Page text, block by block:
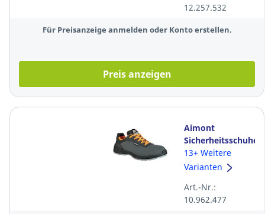
12.257.532
Für Preisanzeige anmelden oder Konto erstellen.
Preis anzeigen
Aimont
Sicherheitsschuhe
Havoc DM20184,
S3 SRC, Größe
13+ Weitere
Varianten
Art.-Nr.:
10.962.477